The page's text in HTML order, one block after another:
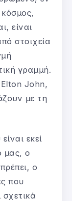
είναι
στοιχεία
γραμμή.
Elton John,
με τη
εκεί
μας, ο
ο
που
σχετικά